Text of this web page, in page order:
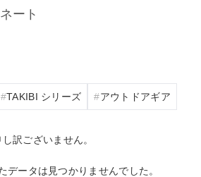
ート
TAKIBI シリーズ アウトドアギア
し訳ございません。
データは見つかりませんでした。